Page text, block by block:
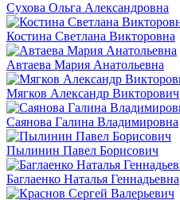
Сухова Ольга Александровна
Костина Светлана Викторовна
Автаева Мария Анатольевна
Мягков Александр Викторович
Саянова Галина Владимировна
Пылинин Павел Борисович
Баглаенко Наталья Геннадьевна